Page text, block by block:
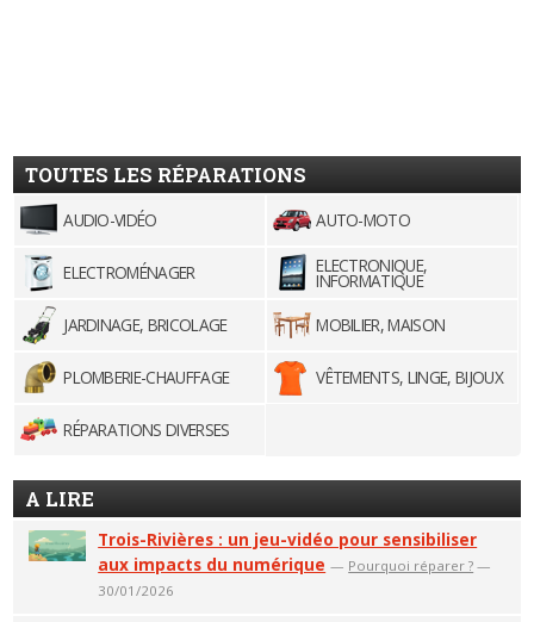
TOUTES LES RÉPARATIONS
AUDIO-VIDÉO AUTO-MOTO
ELECTROMÉNAGER ELECTRONIQUE,
INFORMATIQUE
JARDINAGE, BRICOLAGE
MOBILIER, MAISON
PLOMBERIE-CHAUFFAGE VÊTEMENTS, LINGE, BIJOUX
RÉPARATIONS DIVERSES
A LIRE
Trois-Rivières : un jeu-vidéo pour sensibiliser
aux impacts du numérique — Pourquoi réparer ? —
30/01/2026